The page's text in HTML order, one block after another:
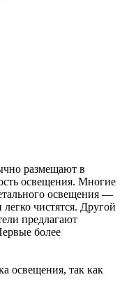
размещают в
освещения. Многие
освещения —
чистятся. Другой
предлагают
более
освещения, так как